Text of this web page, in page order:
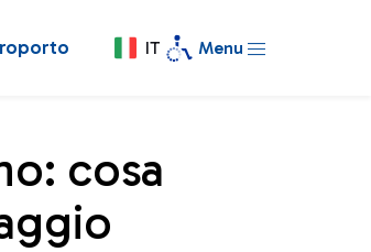
IT Menu
cosa